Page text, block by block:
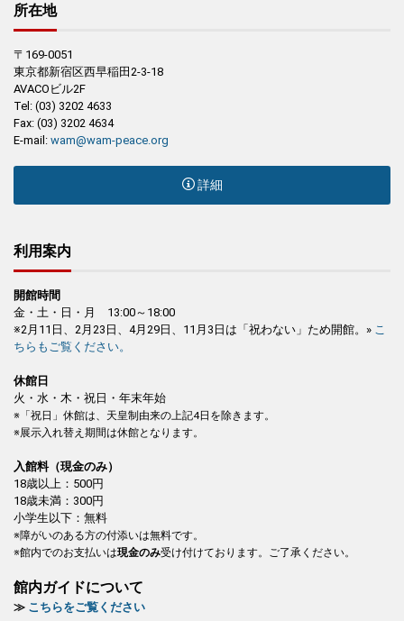
所在地
〒169-0051
東京都新宿区西早稲田2-3-18
AVACOビル2F
Tel: (03) 3202 4633
Fax: (03) 3202 4634
E-mail: wam@wam-peace.org
詳細
利用案内
開館時間
金・土・日・月 13:00～18:00
※2月11日、2月23日、4月29日、11月3日は「祝わない」ため開館。» こ
ちらもご覧ください。
休館日
火・水・木・祝日・年末年始
※「祝日」休館は、天皇制由来の上記4日を除きます。
※展示入れ替え期間は休館となります。
入館料（現金のみ）
18歳以上：500円
18歳未満：300円
小学生以下：無料
※障がいのある方の付添いは無料です。
※館内でのお支払いは現金のみ受け付けております。ご了承ください。
館内ガイドについて
≫ こちらをご覧ください